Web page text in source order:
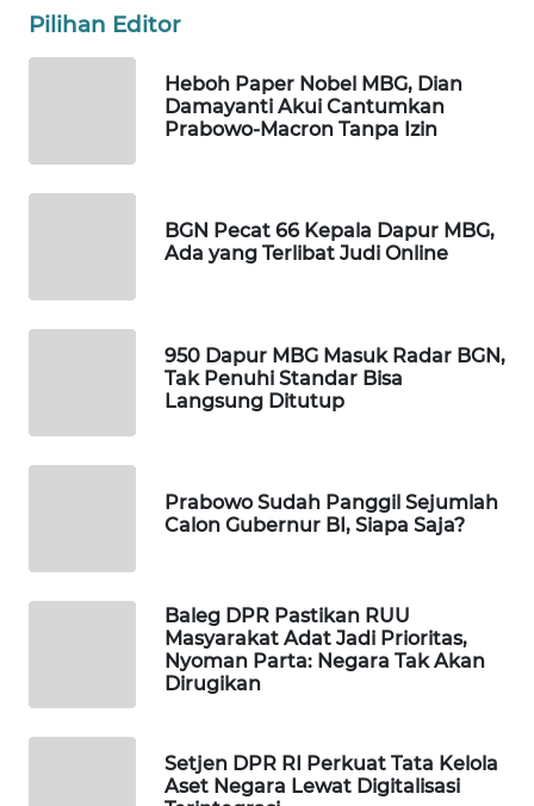
Pilihan Editor
Heboh Paper Nobel MBG, Dian
Damayanti Akui Cantumkan
Prabowo-Macron Tanpa Izin
BGN Pecat 66 Kepala Dapur MBG,
Ada yang Terlibat Judi Online
950 Dapur MBG Masuk Radar BGN,
Tak Penuhi Standar Bisa
Langsung Ditutup
Prabowo Sudah Panggil Sejumlah
Calon Gubernur BI, Siapa Saja?
Baleg DPR Pastikan RUU
Masyarakat Adat Jadi Prioritas,
Nyoman Parta: Negara Tak Akan
Dirugikan
Setjen DPR RI Perkuat Tata Kelola
Aset Negara Lewat Digitalisasi
WAHANA
PERSONA
WAHANA
WAHANA
LISTRIK